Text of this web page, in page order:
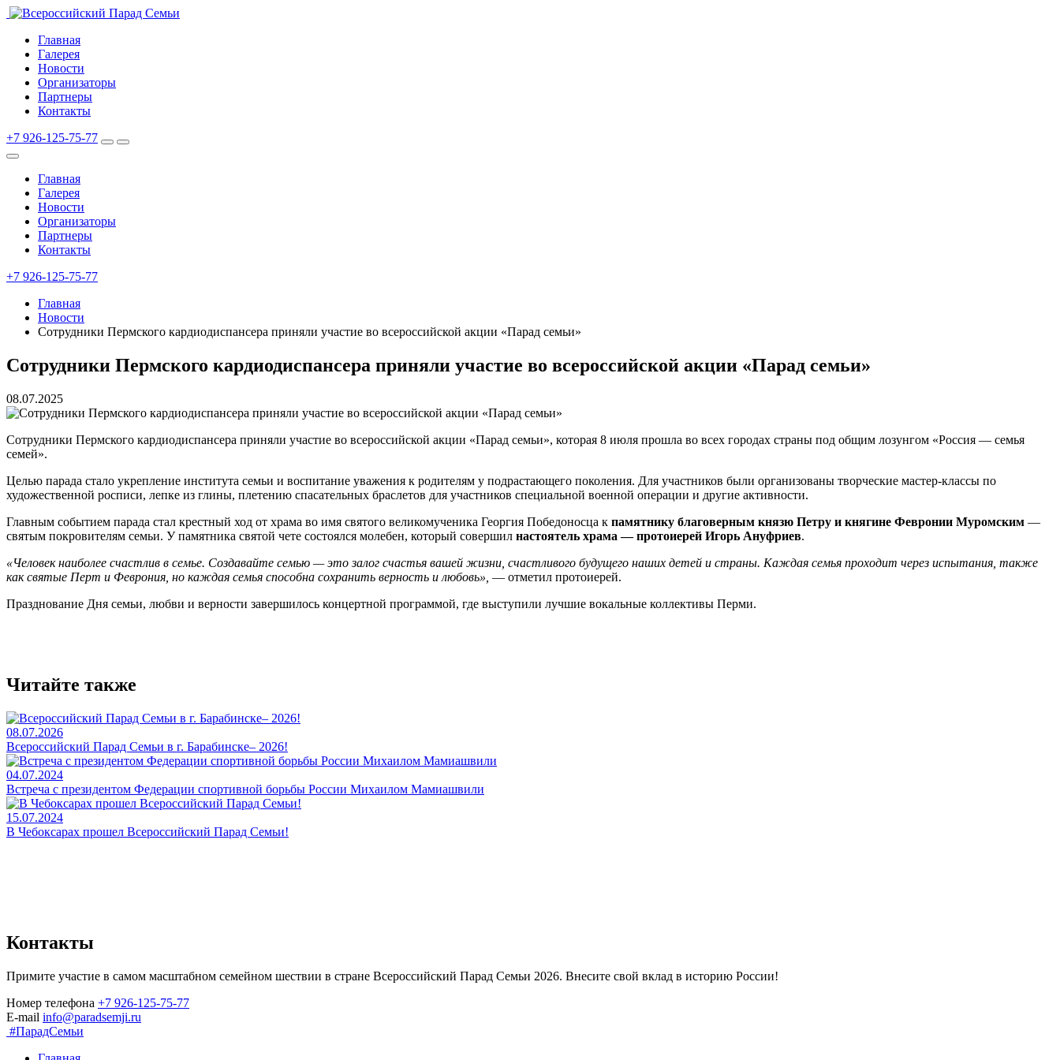
Главная
Галерея
Новости
Организаторы
Партнеры
Контакты
+7 926-125-75-77
Главная
Галерея
Новости
Организаторы
Партнеры
Контакты
+7 926-125-75-77
Главная
Новости
Сотрудники Пермского кардиодиспансера приняли участие во всероссийской акции «Парад семьи»
Сотрудники Пермского кардиодиспансера приняли участие во всероссийской акции «Парад семьи»
08.07.2025
Сотрудники Пермского кардиодиспансера приняли участие во всероссийской акции «Парад семьи», которая 8 июля прошла во всех городах страны под общим лозунгом «Россия — семья
семей».
Целью парада стало укрепление института семьи и воспитание уважения к родителям у подрастающего поколения. Для участников были организованы творческие мастер-классы по
художественной росписи, лепке из глины, плетению спасательных браслетов для участников специальной военной операции и другие активности.
Главным событием парада стал крестный ход от храма во имя святого великомученика Георгия Победоносца к памятнику благоверным князю Петру и княгине Февронии Муромским —
святым покровителям семьи. У памятника святой чете состоялся молебен, который совершил настоятель храма — протоиерей Игорь Ануфриев.
«Человек наиболее счастлив в семье. Создавайте семью — это залог счастья вашей жизни, счастливого будущего наших детей и страны. Каждая семья проходит через испытания, также
как святые Перт и Феврония, но каждая семья способна сохранить верность и любовь», — отметил протоиерей.
Празднование Дня семьи, любви и верности завершилось концертной программой, где выступили лучшие вокальные коллективы Перми.
Читайте также
08.07.2026
Всероссийский Парад Семьи в г. Барабинске– 2026!
04.07.2024
Встреча с президентом Федерации спортивной борьбы России Михаилом Мамиашвили
15.07.2024
В Чебоксарах прошел Всероссийский Парад Семьи!
Контакты
Примите участие в самом масштабном семейном шествии в стране Всероссийский Парад Семьи 2026. Внесите свой вклад в историю России!
Номер телефона +7 926-125-75-77
E-mail info@paradsemji.ru
#ПарадСемьи